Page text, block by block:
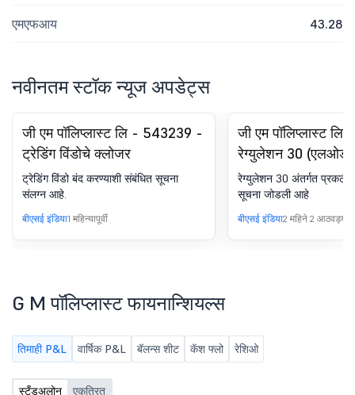
एमएफआय 43.28
नवीनतम स्टॉक न्यूज अपडेट्स
जी एम पॉलिप्लास्ट लि - 543239 -
ट्रेडिंग विंडोचे क्लोजर
ट्रेडिंग विंडो बंद करण्याशी संबंधित सूचना
संलग्न आहे.
बीएसई इंडिया1 महिन्यापूर्वी
जी एम पॉलिप्लास्ट
रेग्युलेशन 30
घोषणा - मॅनेजमेंटमध्ये
रेग्युलेशन 30 अंतर्गत
सूचना जोडली आहे
बीएसई इंडिया2 महिने 2
G M पॉलिप्लास्ट फायनान्शियल्स
तिमाही P&L वार्षिक P&L बॅलन्स शीट कॅश फ्लो रेशिओ
स्टँडअलोन एकत्रित